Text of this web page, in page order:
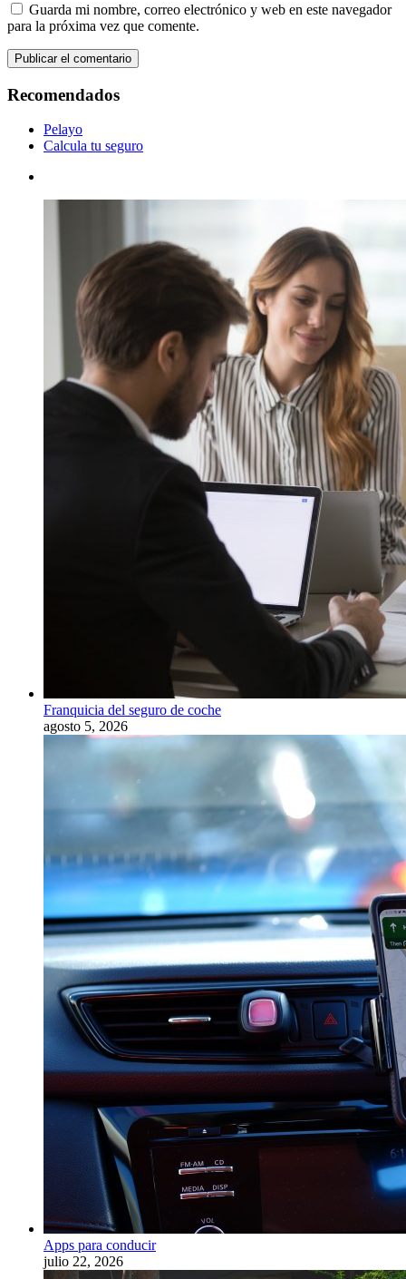
Guarda mi nombre, correo electrónico y web en este navegador
para la próxima vez que comente.
Recomendados
Pelayo
Calcula tu seguro
Franquicia del seguro de coche
agosto 5, 2026
Apps para conducir
julio 22, 2026